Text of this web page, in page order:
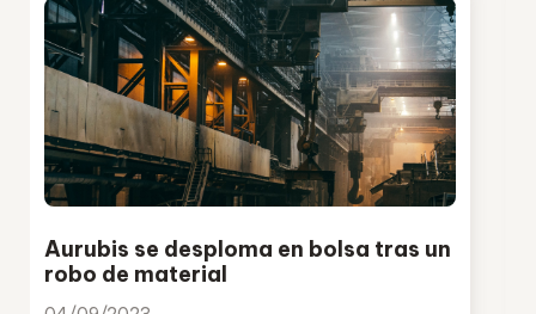
Aurubis se desploma en bolsa tras un
robo de material